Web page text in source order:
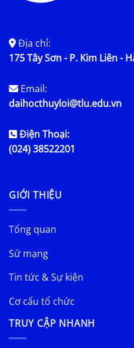
Địa chỉ:
175 Tây Sơn - P. Kim Liên -
Email:
daihocthuyloi@tlu.edu.vn
Điện Thoại:
(024) 38522201
GIỚI THIỆU
Tổng quan
Sứ mạng
Tin tức & Sự kiện
Cơ cấu tổ chức
TRUY CẬP NHANH